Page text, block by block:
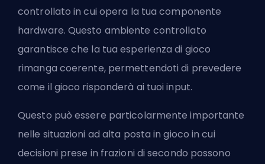
controllato in cui opera la tua componente
hardware. Questo ambiente controllato
garantisce che la tua esperienza di gioco
rimanga coerente, permettendoti di prevedere
come il gioco risponderà ai tuoi input.
Questo può essere particolarmente importante
nelle situazioni ad alta posta in gioco in cui
decisioni prese in frazioni di secondo possono